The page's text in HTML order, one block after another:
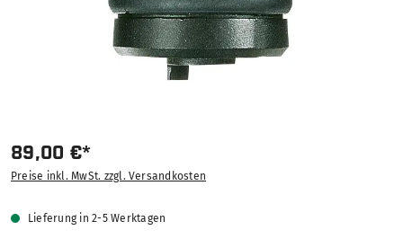
89,00 €*
Preise inkl. MwSt. zzgl. Versandkosten
Lieferung in 2-5 Werktagen